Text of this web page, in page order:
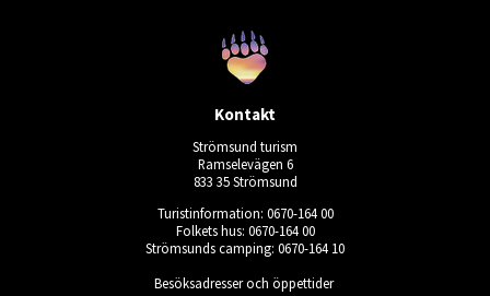
Kontakt
Strömsund turism
Ramselevägen 6
833 35 Strömsund
Turistinformation: 0670-164 00
Folkets hus: 0670-164 00
Strömsunds camping: 0670-164 10
Besöksadresser och öppettider